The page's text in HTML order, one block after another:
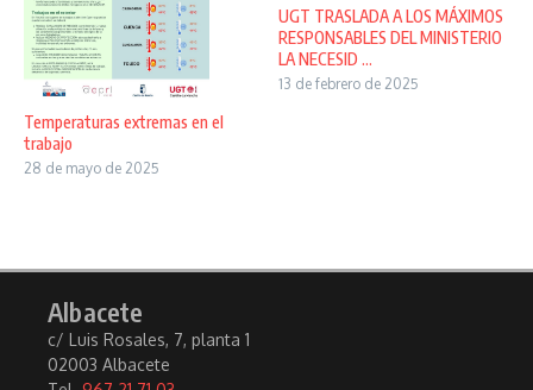
Temperaturas extremas en el
trabajo
28 de mayo de 2025
UGT TRASLADA A LOS MÁXIMOS
RESPONSABLES DEL MINISTERIO
LA NECESID ...
13 de febrero de 2025
Albacete
c/ Luis Rosales, 7, planta 1
02003 Albacete